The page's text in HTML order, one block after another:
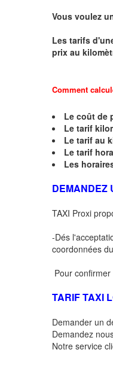
Vous voulez
Les tarifs
prix au
Comment
Le coût de
Le tarif
Le tarif au
Le tarif
Les
DEMANDEZ
TAXI Proxi
-Dés
coordonnées
Pour confirmer
TARIF TAXI
Demander un
Demandez
Notre service